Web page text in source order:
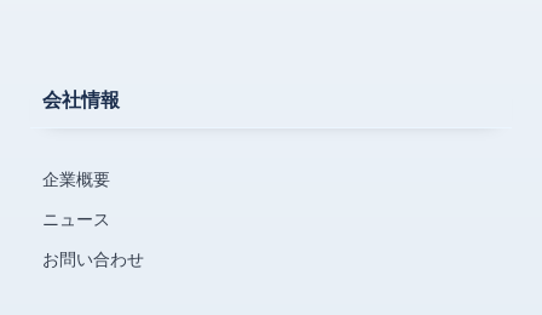
会社情報
企業概要
ニュース
お問い合わせ